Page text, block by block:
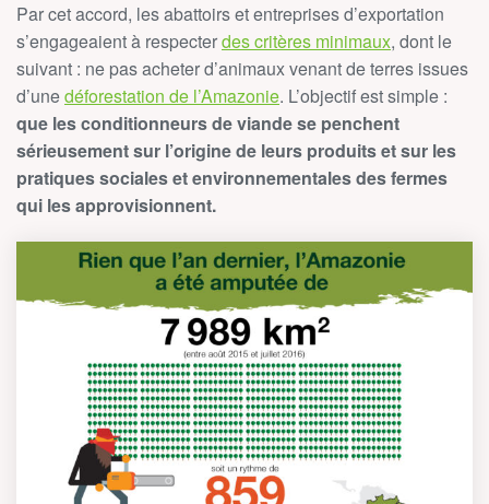
Par cet accord, les abattoirs et entreprises d’exportation
s’engageaient à respecterdes critères minimaux, dont le
suivant : ne pas acheter d’animaux venant de terres issues
d’unedéforestation de l’Amazonie. L’objectif est simple :
que les conditionneurs de viande se penchent
sérieusement sur l’origine de leurs produits et sur les
pratiques sociales et environnementales des fermes
qui les approvisionnent.